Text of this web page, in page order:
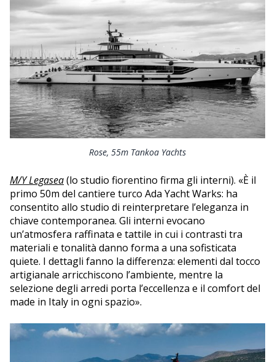
Rose, 55m Tankoa Yachts
M/Y Legasea(lo studio fiorentino firma gli interni). «È il
primo 50m del cantiere turco Ada Yacht Warks: ha
consentito allo studio di reinterpretare l’eleganza in
chiave contemporanea. Gli interni evocano
un’atmosfera raffinata e tattile in cui i contrasti tra
materiali e tonalità danno forma a una sofisticata
quiete. I dettagli fanno la differenza: elementi dal tocco
artigianale arricchiscono l’ambiente, mentre la
selezione degli arredi porta l’eccellenza e il comfort del
made in Italy in ogni spazio».